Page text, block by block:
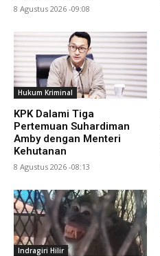
8 Agustus 2026 -09:08
Hukum Kriminal
KPK Dalami Tiga
Pertemuan Suhardiman
Amby dengan Menteri
Kehutanan
8 Agustus 2026 -08:13
Indragiri Hilir